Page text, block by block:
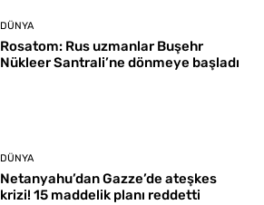
DÜNYA
Rosatom: Rus uzmanlar Buşehr
Nükleer Santrali’ne dönmeye başladı
DÜNYA
Netanyahu’dan Gazze’de ateşkes
krizi! 15 maddelik planı reddetti